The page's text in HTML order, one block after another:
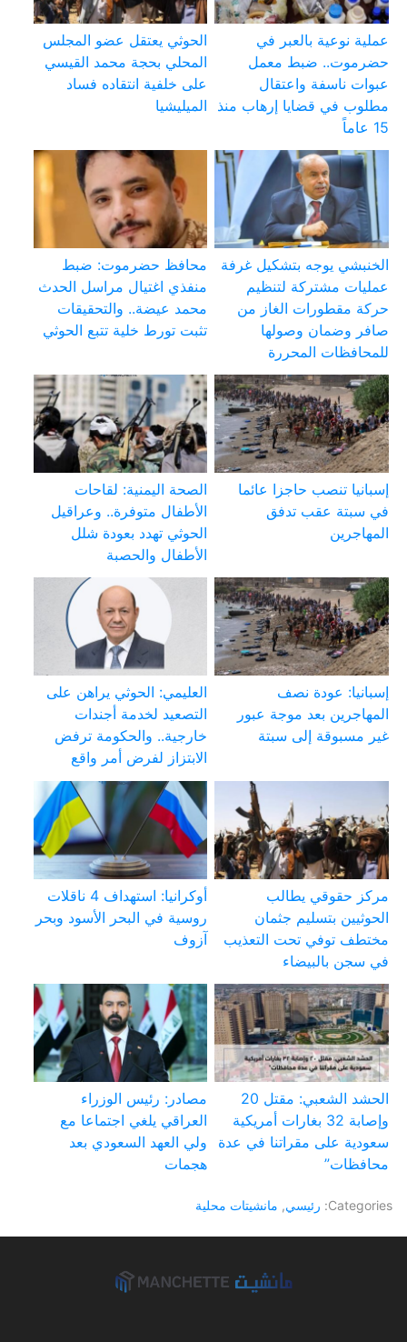
عملية نوعية بالعبر في
حضرموت.. ضبط معمل
عبوات ناسفة واعتقال
مطلوب في قضايا إرهاب منذ
15 عاماً
الحوثي يعتقل عضو المجلس
المحلي بحجة محمد القيسي
على خلفية انتقاده فساد
الميليشيا
الخنبشي يوجه بتشكيل غرفة
عمليات مشتركة لتنظيم
حركة مقطورات الغاز من
صافر وضمان وصولها
للمحافظات المحررة
محافظ حضرموت: ضبط
منفذي اغتيال مراسل الحدث
محمد عيضة.. والتحقيقات
تثبت تورط خلية تتبع الحوثي
إسبانيا تنصب حاجزا عائما
في سبتة عقب تدفق
المهاجرين
الصحة اليمنية: لقاحات
الأطفال متوفرة.. وعراقيل
الحوثي تهدد بعودة شلل
الأطفال والحصبة
إسبانيا: عودة نصف
المهاجرين بعد موجة عبور
غير مسبوقة إلى سبتة
العليمي: الحوثي يراهن على
التصعيد لخدمة أجندات
خارجية.. والحكومة ترفض
الابتزاز لفرض أمر واقع
مركز حقوقي يطالب
الحوثيين بتسليم جثمان
مختطف توفي تحت التعذيب
في سجن بالبيضاء
أوكرانيا: استهداف 4 ناقلات
روسية في البحر الأسود وبحر
آزوف
الحشد الشعبي: مقتل 20
وإصابة 32 بغارات أمريكية
سعودية على مقراتنا في عدة
محافظات”
مصادر: رئيس الوزراء
العراقي يلغي اجتماعا مع
ولي العهد السعودي بعد
هجمات
Categories: رئيسي, مانشيتات محلية